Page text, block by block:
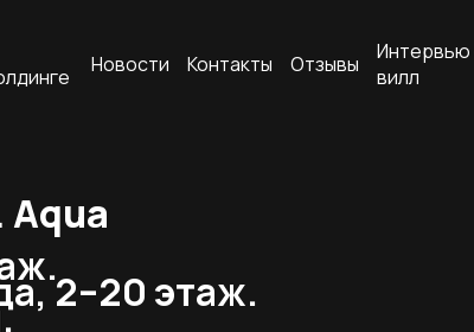
Новости Контакты Отзывы
Интервью
вилл
2–20 этаж.